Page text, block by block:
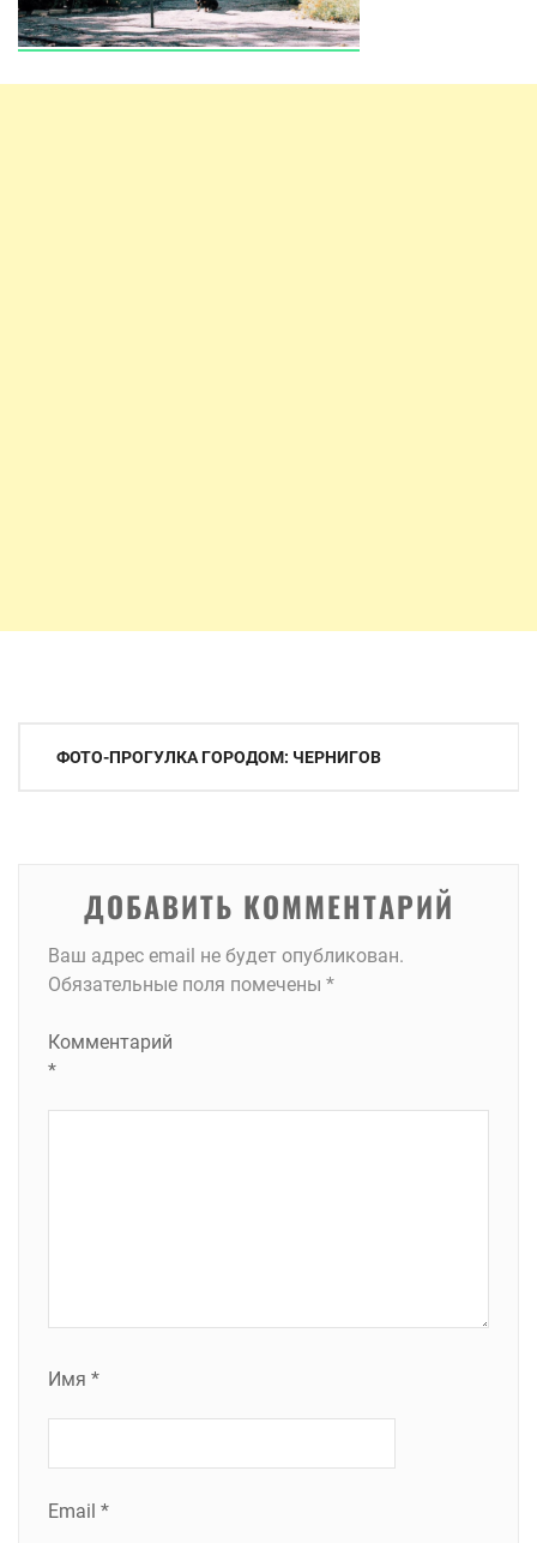
Навигация
ФОТО-ПРОГУЛКА ГОРОДОМ: ЧЕРНИГОВ
ДОБАВИТЬ КОММЕНТАРИЙ
Ваш адрес email не будет опубликован.
Обязательные поля помечены *
Комментарий
*
Имя *
Email *